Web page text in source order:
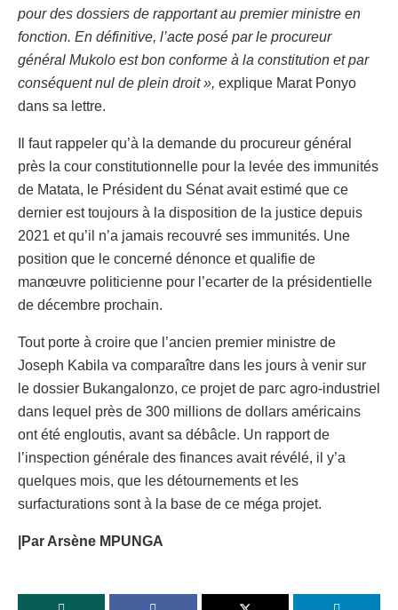
pour des dossiers de rapportant au premier ministre en
fonction. En définitive, l’acte posé par le procureur
général Mukolo est bon conforme à la constitution et par
conséquent nul de plein droit », explique Marat Ponyo
dans sa lettre.
Il faut rappeler qu’à la demande du procureur général
près la cour constitutionnelle pour la levée des immunités
de Matata, le Président du Sénat avait estimé que ce
dernier est toujours à la disposition de la justice depuis
2021 et qu’il n’a jamais recouvré ses immunités. Une
position que le concerné dénonce et qualifie de
manœuvre politicienne pour l’ecarter de la présidentielle
de décembre prochain.
Tout porte à croire que l’ancien premier ministre de
Joseph Kabila va comparaître dans les jours à venir sur
le dossier Bukangalonzo, ce projet de parc agro-industriel
dans lequel près de 300 millions de dollars américains
ont été engloutis, avant sa débâcle. Un rapport de
l’inspection générale des finances avait révélé, il y’a
quelques mois, que les détournements et les
surfacturations sont à la base de ce méga projet.
|Par Arsène MPUNGA